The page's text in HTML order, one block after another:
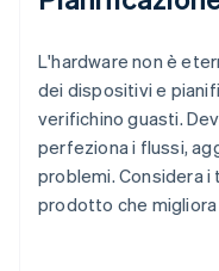
L'hardware non è
dei dispositivi e
verifichino guasti.
perfeziona i flussi,
problemi. Considera
prodotto che